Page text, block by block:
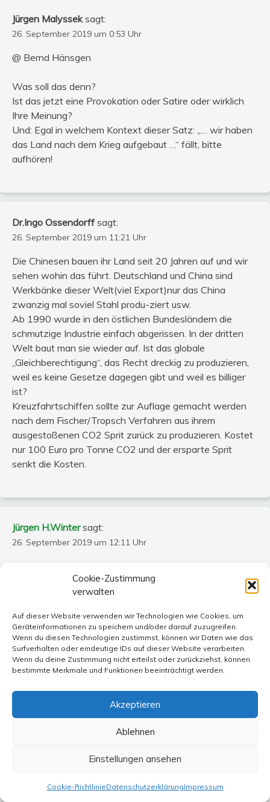
Cookie-Zustimmung
verwalten
Auf dieser Website verwenden wir Technologien wie Cookies, um
Geräteinformationen zu speichern und/oder darauf zuzugreifen.
Wenn du diesen Technologien zustimmst, können wir Daten wie das
Surfverhalten oder eindeutige IDs auf dieser Website verarbeiten.
Wenn du deine Zustimmung nicht erteilst oder zurückziehst, können
bestimmte Merkmale und Funktionen beeinträchtigt werden.
Akzeptieren
Ablehnen
Einstellungen ansehen
Cookie-RichtlinieDatenschutzerklärungImpressum
Jürgen Malyssek sagt:
26. September 2019 um 0:53 Uhr
@ Bernd Hänsgen
Was soll das denn?
Ist das jetzt eine Provokation oder Satire oder wirklich
Ihre Meinung?
Und: Egal in welchem Kontext dieser Satz: „… wir haben
das Land nach dem Krieg aufgebaut …“ fällt, bitte
aufhören!
Dr.Ingo Ossendorff sagt:
26. September 2019 um 11:21 Uhr
Die Chinesen bauen ihr Land seit 20 Jahren auf und wir
sehen wohin das führt. Deutschland und China sind
Werkbänke dieser Welt(viel Export)nur das China
zwanzig mal soviel Stahl produ-ziert usw.
Ab 1990 wurde in den östlichen Bundesländern die
schmutzige Industrie einfach abgerissen. In der dritten
Welt baut man sie wieder auf. Ist das globale
„Gleichberechtigung“, das Recht dreckig zu produzieren,
weil es keine Gesetze dagegen gibt und weil es billiger
ist?
Kreuzfahrtschiffen sollte zur Auflage gemacht werden
nach dem Fischer/Tropsch Verfahren aus ihrem
ausgestoßenen CO2 Sprit zurück zu produzieren. Kostet
nur 100 Euro pro Tonne CO2 und der ersparte Sprit
senkt die Kosten.
Jürgen H.Winter sagt:
26. September 2019 um 12:11 Uhr
meinen sie das wirklich ernst, was sie da schreiben?
Schon eine tolle Karriere, die sie da hingelegt haben, aber
Jahren alle Welt umtreibt, dieser ihr Lebenslauf ist der
Grund, weswegen eine Greta Thunberg den Mächtigen
dieser Welt vorwirft, alles vermasselt zu haben. Wenn es
so leicht wäre, das Klima einfach zu ignorieren, ja dann.
Geschichte erzählen, über die schwarze Null,
Schäubles/Scholz` schwarze Null.
sie das nicht sind, dann sind sie nur dumm. Wie
? Sie ist das Lügengebäude des Jahrhunderts.